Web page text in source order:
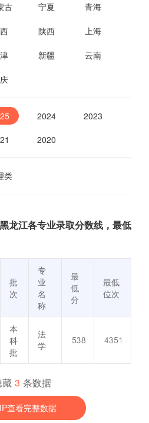
古 宁夏 青海
陕西 上海
新疆 云南
2024
2023
2020
类
龙江各专业录取分数线，最低
批
次
专
业
名
称
最
低
分
最低
位次
本
科
批
法
学
 
藏 3 条数据
查看完整数据